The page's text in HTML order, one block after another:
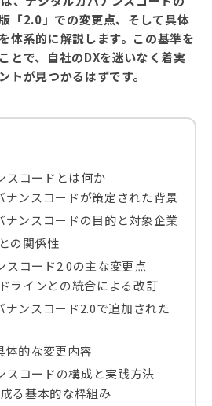
「2.0」での変更点、そして具体
体系的に解説します。この基準を
とで、自社のDXを迷いなく着実
トが見つかるはずです。
スコードとは何か
ナンスコードが策定された背景
ナンスコードの目的と対象企業
の関係性
スコード2.0の主な変更点
ラインとの統合による改訂
ナンスコード2.0で追加された
体的な変更内容
スコードの構成と実践方法
る基本的な枠組み